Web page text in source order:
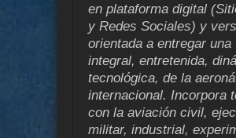
en plataforma digital
y Redes Sociales) y
orientada a entregar una
integral, entretenida,
tecnológica, de la
internacional. Incorpora
con la aviación civil,
militar, industrial,